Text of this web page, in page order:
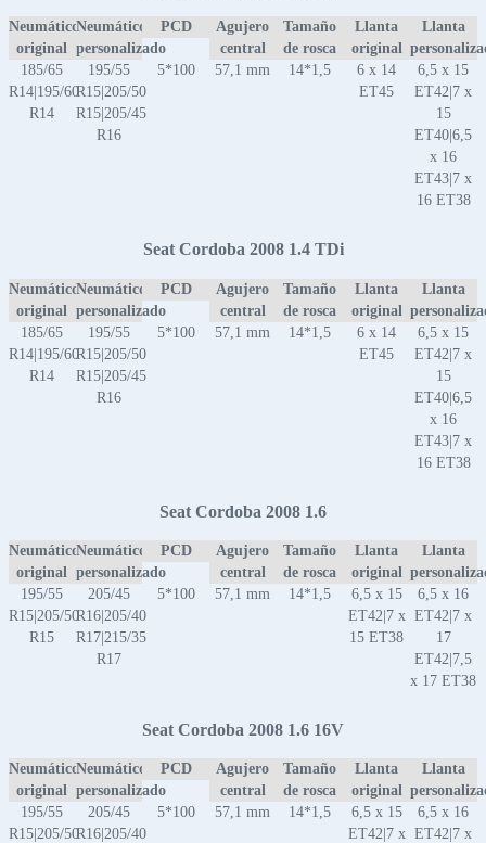
Neumático
original
Neumático
personalizado
PCD
Agujero
central
Tamaño
de rosca
Llanta
original
Llanta
185/65
R14|195/60
R14
195/55
R15|205/50
R15|205/45
R16
5*100 57,1 mm 14*1,5
6 x 14
ET45
6,5 x 15
ET42|7 x
15
ET40|6,5
x 16
ET43|7 x
16 ET38
Seat Cordoba 2008 1.4 TDi
Neumático
original
Neumático
personalizado
PCD
Agujero
central
Tamaño
de rosca
Llanta
original
Llanta
185/65
R14|195/60
R14
195/55
R15|205/50
R15|205/45
R16
5*100 57,1 mm 14*1,5
6 x 14
ET45
6,5 x 15
ET42|7 x
15
ET40|6,5
x 16
ET43|7 x
16 ET38
Seat Cordoba 2008 1.6
Neumático
original
Neumático
personalizado
PCD
Agujero
central
Tamaño
de rosca
Llanta
original
Llanta
195/55
R15|205/50
R15
205/45
R16|205/40
R17|215/35
R17
5*100 57,1 mm 14*1,5
6,5 x 15
ET42|7 x
15 ET38
6,5 x 16
ET42|7 x
17
ET42|7,5
x 17 ET38
Seat Cordoba 2008 1.6 16V
Neumático
original
Neumático
personalizado
PCD
Agujero
central
Tamaño
de rosca
Llanta
original
Llanta
195/55
R15|205/50
205/45
R16|205/40
5*100 57,1 mm 14*1,5
6,5 x 15
ET42|7 x
6,5 x 16
ET42|7 x